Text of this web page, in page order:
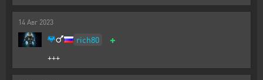
14 Авг 2023
rich80 +
+++